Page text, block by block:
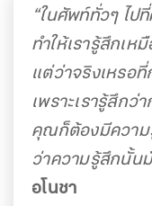
“ในศัพท์ทั่วๆ ไป
ทำให้เรารู้สึกเห
แต่ว่าจริงเหรอ
เพราะเรารู้สึก
คุณก็ต้องมีควา
ว่าความรู้สึกนั้น
อโนชา